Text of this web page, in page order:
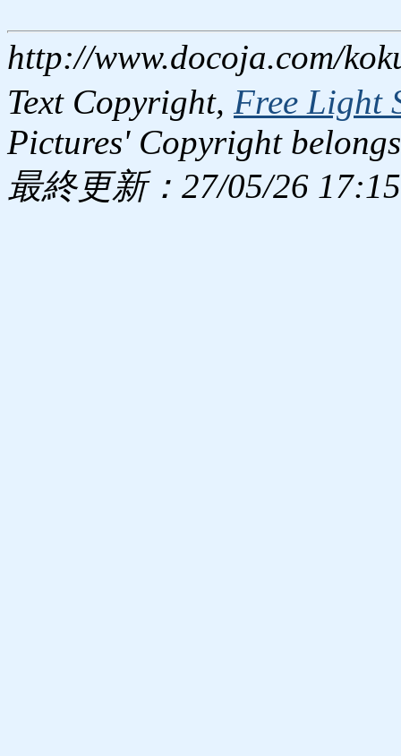
http://www.docoja.com/
Text Copyright, Free Light
Pictures' Copyright
最終更新：27/05/26 17:15